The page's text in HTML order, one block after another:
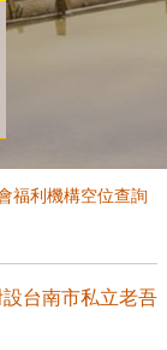
福利機構空位查詢
台南市私立老吾